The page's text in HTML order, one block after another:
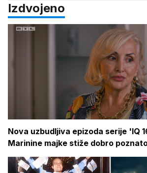
Izdvojeno
Nova uzbudljiva epizoda serije 'IQ
Marinine majke stiže dobro